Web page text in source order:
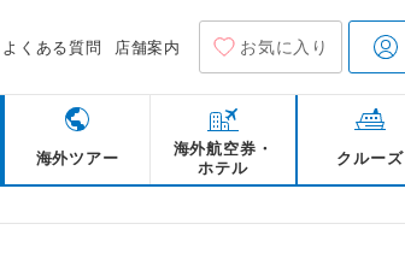
よくある質問 店舗案内 お気に入り
海外ツアー
海外航空券・
ホテル
クルーズ